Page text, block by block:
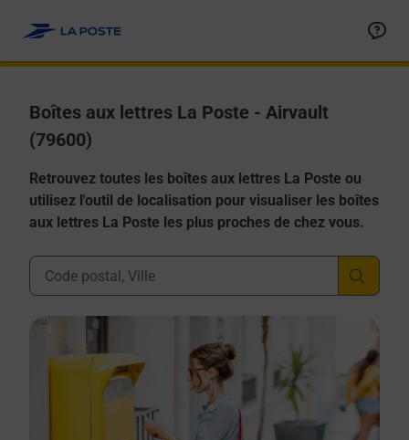
Boîtes aux lettres La Poste - Airvault
(79600)
Retrouvez toutes les boîtes aux lettres La Poste ou
utilisez l'outil de localisation pour visualiser les boîtes
aux lettres La Poste les plus proches de chez vous.
Ville, Département, Code Postal